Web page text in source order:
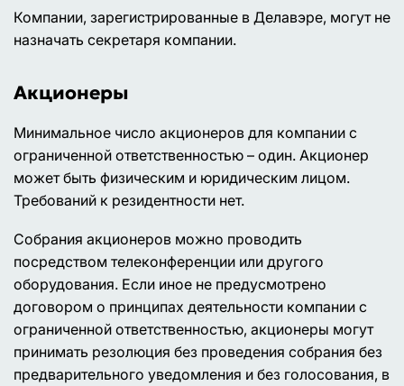
Компании, зарегистрированные в Делавэре, могут не
назначать секретаря компании.
Акционеры
Минимальное число акционеров для компании с
ограниченной ответственностью – один. Акционер
может быть физическим и юридическим лицом.
Требований к резидентности нет.
Собрания акционеров можно проводить
посредством телеконференции или другого
оборудования. Если иное не предусмотрено
договором о принципах деятельности компании с
ограниченной ответственностью, акционеры могут
принимать резолюция без проведения собрания без
предварительного уведомления и без голосования, в